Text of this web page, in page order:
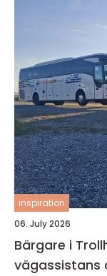
inspiration
06. July 2026
Bärgare i
vägassistans